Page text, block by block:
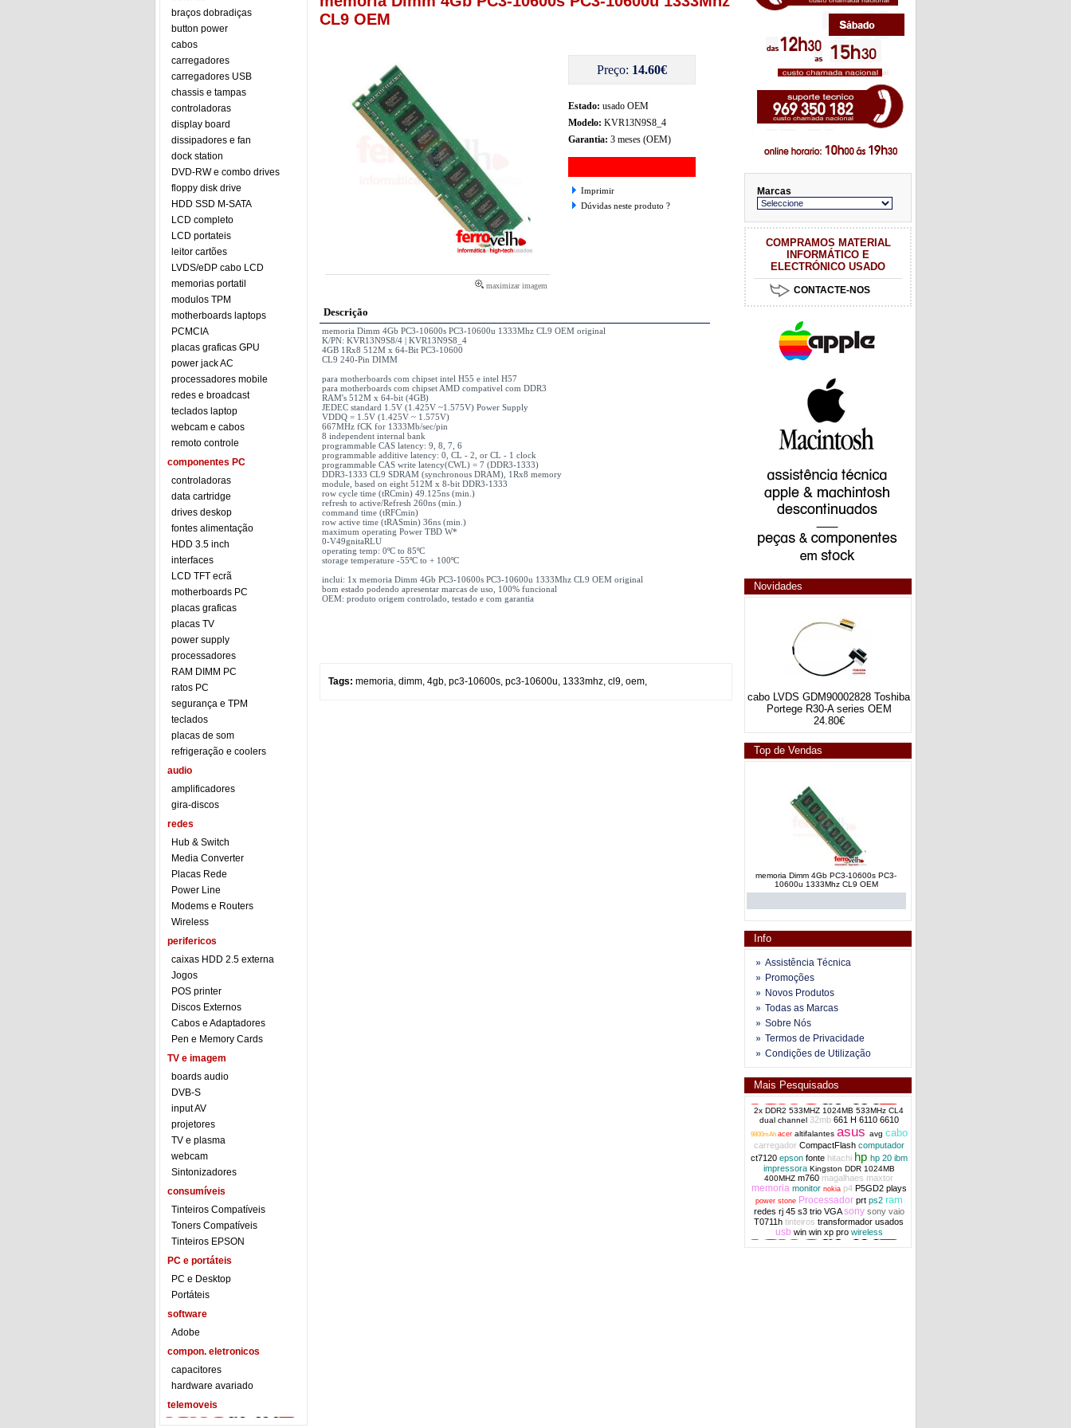
braços dobradiças
button power
cabos
carregadores
carregadores USB
chassis e tampas
controladoras
display board
dissipadores e fan
dock station
DVD-RW e combo drives
floppy disk drive
HDD SSD M-SATA
LCD completo
LCD portateis
leitor cartões
LVDS/eDP cabo LCD
memorias portatil
modulos TPM
motherboards laptops
PCMCIA
placas graficas GPU
power jack AC
processadores mobile
redes e broadcast
teclados laptop
webcam e cabos
remoto controle
componentes PC
controladoras
data cartridge
drives deskop
fontes alimentação
HDD 3.5 inch
interfaces
LCD TFT ecrã
motherboards PC
placas graficas
placas TV
power supply
processadores
RAM DIMM PC
ratos PC
segurança e TPM
teclados
placas de som
refrigeração e coolers
audio
amplificadores
gira-discos
redes
Hub & Switch
Media Converter
Placas Rede
Power Line
Modems e Routers
Wireless
perifericos
caixas HDD 2.5 externa
Jogos
POS printer
Discos Externos
Cabos e Adaptadores
Pen e Memory Cards
TV e imagem
boards audio
DVB-S
input AV
projetores
TV e plasma
webcam
Sintonizadores
consumíveis
Tinteiros Compatíveis
Toners Compatíveis
Tinteiros EPSON
PC e portáteis
PC e Desktop
Portáteis
software
Adobe
compon. eletronicos
capacitores
hardware avariado
telemoveis
CL9 OEM
maximizar imagem
Preço: 14.60€
Estado: usado OEM
Modelo: KVR13N9S8_4
Garantia: 3 meses (OEM)
Imprimir
Dúvidas neste produto ?
Descrição
memoria Dimm 4Gb PC3-10600s PC3-10600u 1333Mhz CL9 OEM original
K/PN: KVR13N9S8/4 | KVR13N9S8_4
4GB 1Rx8 512M x 64-Bit PC3-10600
CL9 240-Pin DIMM
para motherboards com chipset intel H55 e intel H57
para motherboards com chipset AMD compativel com DDR3
RAM's 512M x 64-bit (4GB)
JEDEC standard 1.5V (1.425V ~1.575V) Power Supply
VDDQ = 1.5V (1.425V ~ 1.575V)
667MHz fCK for 1333Mb/sec/pin
8 independent internal bank
programmable CAS latency: 9, 8, 7, 6
programmable additive latency: 0, CL - 2, or CL - 1 clock
programmable CAS write latency(CWL) = 7 (DDR3-1333)
DDR3-1333 CL9 SDRAM (synchronous DRAM), 1Rx8 memory
module, based on eight 512M x 8-bit DDR3-1333
row cycle time (tRCmin) 49.125ns (min.)
refresh to active/Refresh 260ns (min.)
command time (tRFCmin)
row active time (tRASmin) 36ns (min.)
maximum operating Power TBD W*
0-V49gnitaRLU
operating temp: 0ºC to 85ºC
storage temperature -55ºC to + 100ºC
inclui: 1x memoria Dimm 4Gb PC3-10600s PC3-10600u 1333Mhz CL9 OEM original
bom estado podendo apresentar marcas de uso, 100% funcional
OEM: produto origem controlado, testado e com garantia
Tags: memoria, dimm, 4gb, pc3-10600s, pc3-10600u, 1333mhz, cl9, oem,
Marcas
COMPRAMOS MATERIAL
INFORMÁTICO E
ELECTRÓNICO USADO
CONTACTE-NOS
Novidades
cabo LVDS GDM90002828 Toshiba
Portege R30-A series OEM
24.80€
Top de Vendas
10600u 1333Mhz CL9 OEM
10600 a 1333Mhz CL9 OEM
Info
Assistência Técnica
Promoções
Novos Produtos
Todas as Marcas
Sobre Nós
Termos de Privacidade
Condições de Utilização
Mais Pesquisados
2x DDR2 533MHZ 1024MB 533MHz CL4
dual channel 32mb 661 H 6110 6610
9800mAh acer altifalantes asus avg cabo
carregador CompactFlash computador
ct7120 epson fonte hitachi hp hp 20 ibm
impressora Kingston DDR 1024MB
400MHZ m760 magalhaes maxtor
memoria monitor nokia p4 P5GD2 plays
power stone Processador prt ps2 ram
redes rj 45 s3 trio VGAsony sony vaio
T0711h tinteiros transformador usados
usb win win xp pro wireless